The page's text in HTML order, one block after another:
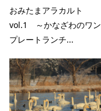
おみたまアラカルト
vol.1 ～かなざわのワン
プレートランチ...